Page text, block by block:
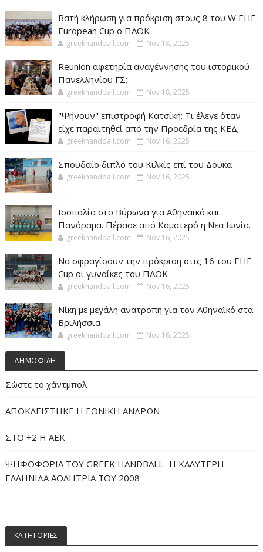
Βατή κλήρωση για πρόκριση στους 8 του W EHF
European Cup ο ΠΑΟΚ
greekhandball.com Nov 18, 2025
Reunion αφετηρία αναγέννησης του ιστορικού
Πανελληνίου ΓΣ;
greekhandball.com Nov 18, 2025
"Ψήνουν" επιστροφή Κατσίκη; Τι έλεγε όταν
είχε παραιτηθεί από την Προεδρία της ΚΕΔ;
greekhandball.com Nov 16, 2025
Σπουδαίο διπλό του Κιλκίς επί του Δούκα
greekhandball.com Nov 16, 2025
Ισοπαλία στο Βύρωνα για Αθηναϊκό και
Πανόραμα. Πέρασε από Καματερό η Νεα Ιωνία.
greekhandball.com Nov 16, 2025
Να σφραγίσουν την πρόκριση στις 16 του EHF
Cup οι γυναίκες του ΠΑΟΚ
greekhandball.com Nov 16, 2025
Νίκη με μεγάλη ανατροπή για τον Αθηναϊκό στα
Βριλήσσια
greekhandball.com Nov 16, 2025
ΔΗΜΟΦΙΛΗ
Σώστε το χάντμπολ
ΑΠΟΚΛΕΙΣΤΗΚΕ Η ΕΘΝΙΚΗ ΑΝΔΡΩΝ
ΣΤΟ +2 Η ΑΕΚ
ΨΗΦΟΦΟΡΙΑ ΤΟΥ GREEK HANDBALL- H ΚΑΛΥΤΕΡΗ
ΕΛΛΗΝΙΔΑ ΑΘΛΗΤΡΙΑ ΤΟΥ 2008
ΚΑΤΗΓΟΡΙΕΣ